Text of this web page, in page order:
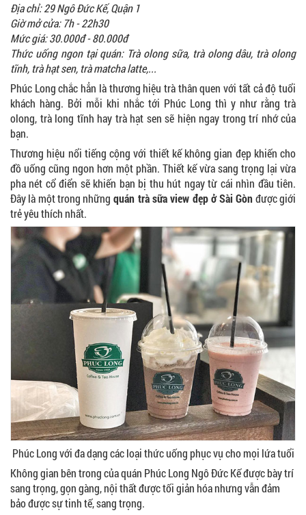
Địa chỉ: 29 Ngô Đức Kế, Quận 1
Giờ mở cửa: 7h - 22h30
Mức giá: 30.000đ - 80.000đ
Thức uống ngon tại quán: Trà olong sữa, trà olong dâu, trà olong
tĩnh, trà hạt sen, trà matcha latte,...
Phúc Long chắc hẳn là thương hiệu trà thân quen với tất cả độ tuổi
khách hàng. Bởi mỗi khi nhắc tới Phúc Long thì y như rằng trà
olong, trà long tĩnh hay trà hạt sen sẽ hiện ngay trong trí nhớ của
bạn.
Thương hiệu nổi tiếng cộng với thiết kế không gian đẹp khiến cho
đồ uống cũng ngon hơn một phần. Thiết kế vừa sang trọng lại vừa
pha nét cổ điển sẽ khiến bạn bị thu hút ngay từ cái nhìn đầu tiên.
Đây là một trong những quán trà sữa view đẹp ở Sài Gòn được giới
trẻ yêu thích nhất.
Phúc Long với đa dạng các loại thức uống phục vụ cho mọi lứa tuổi
Không gian bên trong của quán Phúc Long Ngô Đức Kế được bày trí
sang trọng, gọn gàng, nội thất được tối giản hóa nhưng vẫn đảm
bảo được sự tinh tế, sang trọng.